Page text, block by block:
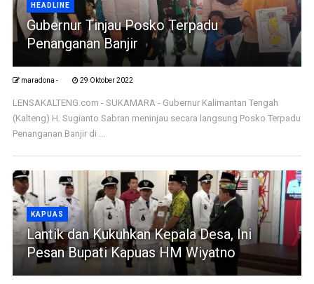
HEADLINE
Gubernur Tinjau Posko Terpadu
Penanganan Banjir
maradona - 29 Oktober 2022
LENSAKALTENG.com - SUKAMARA - Gubernur Kalimantan Tengah
(Kalteng) H. Sugianto Sabran meninjau secara langsung Posko Terpadu
Penanganan Banjir di ...
KAPUAS
Lantik dan Kukuhkan Kepala Desa, Ini
Pesan Bupati Kapuas HM Wiyatno